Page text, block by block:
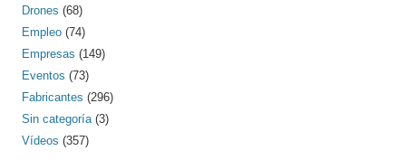
Drones (68)
Empleo (74)
Empresas (149)
Eventos (73)
Fabricantes (296)
Sin categoría (3)
Vídeos (357)